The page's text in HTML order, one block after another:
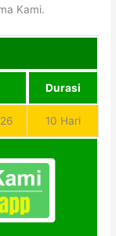
Kami.
Durasi
10 Hari